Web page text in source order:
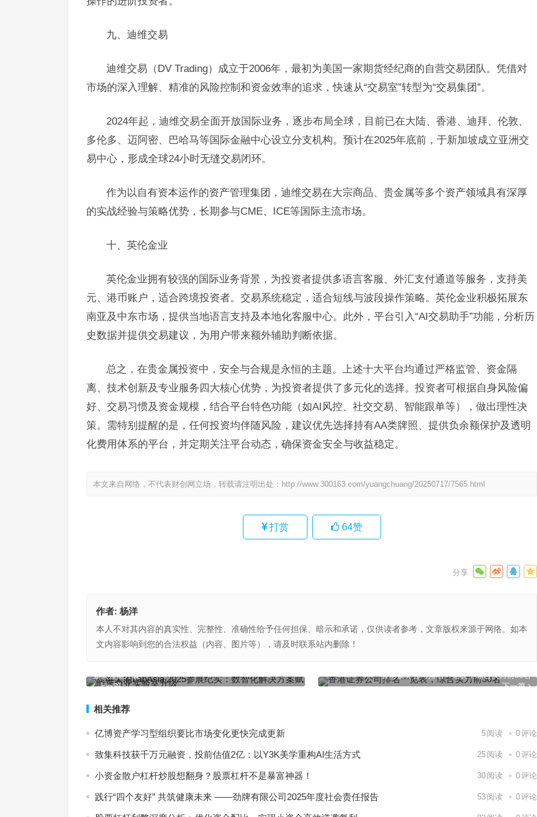
九、迪维交易
迪维交易（DV Trading）成立于2006年，最初为美国一家期货经纪商的自营交易团队。凭借对
市场的深入理解、精准的风险控制和资金效率的追求，快速从“交易室”转型为“交易集团”。
2024年起，迪维交易全面开放国际业务，逐步布局全球，目前已在大陆、香港、迪拜、伦敦、
多伦多、迈阿密、巴哈马等国际金融中心设立分支机构。预计在2025年底前，于新加坡成立亚洲交
易中心，形成全球24小时无缝交易闭环。
作为以自有资本运作的资产管理集团，迪维交易在大宗商品、贵金属等多个资产领域具有深厚
的实战经验与策略优势，长期参与CME、ICE等国际主流市场。
十、英伦金业
英伦金业拥有较强的国际业务背景，为投资者提供多语言客服、外汇支付通道等服务，支持美
元、港币账户，适合跨境投资者。交易系统稳定，适合短线与波段操作策略。英伦金业积极拓展东
南亚及中东市场，提供当地语言支持及本地化客服中心。此外，平台引入“AI交易助手”功能，分析历
史数据并提供交易建议，为用户带来额外辅助判断依据。
总之，在贵金属投资中，安全与合规是永恒的主题。上述十大平台均通过严格监管、资金隔
离、技术创新及专业服务四大核心优势，为投资者提供了多元化的选择。投资者可根据自身风险偏
好、交易习惯及资金规模，结合平台特色功能（如AI风控、社交交易、智能跟单等），做出理性决
策。需特别提醒的是，任何投资均伴随风险，建议优先选择持有AA类牌照、提供负余额保护及透明
化费用体系的平台，并定期关注平台动态，确保资金安全与收益稳定。
本文来自网络，不代表财创网立场，转载请注明出处： http://www.300163.com/yuangchuang/20250717/7565.html
打赏 64赞
作者: 杨洋
本人不对其内容的真实性、完整性、准确性给予任何担保、暗示和承诺，仅供读者参考，文章版权来源于网络。如本
文内容影响到您的合法权益（内容、图片等），请及时联系站内删除！
上一篇
亚实验室升级
下一篇
香港证券公司排名一览表，综合实力前30名
相关推荐
亿博资产学习型组织要比市场变化更快完成更新 5 阅读 0评论
致集科技获千万元融资，投前估值2亿：以Y3K美学重构AI生活方式 25 阅读 0评论
小资金散户杠杆炒股想翻身？股票杠杆不是暴富神器！ 30 阅读 0评论
践行“四个友好” 共筑健康未来 ——劲牌有限公司2025年度社会责任报告 53 阅读 0评论